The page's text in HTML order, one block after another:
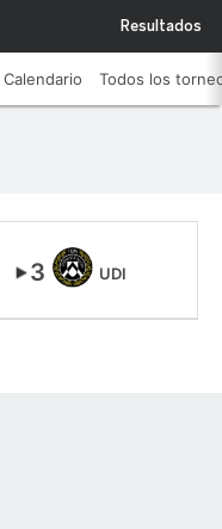
Resultados
Calendario Todos los
3 UDI